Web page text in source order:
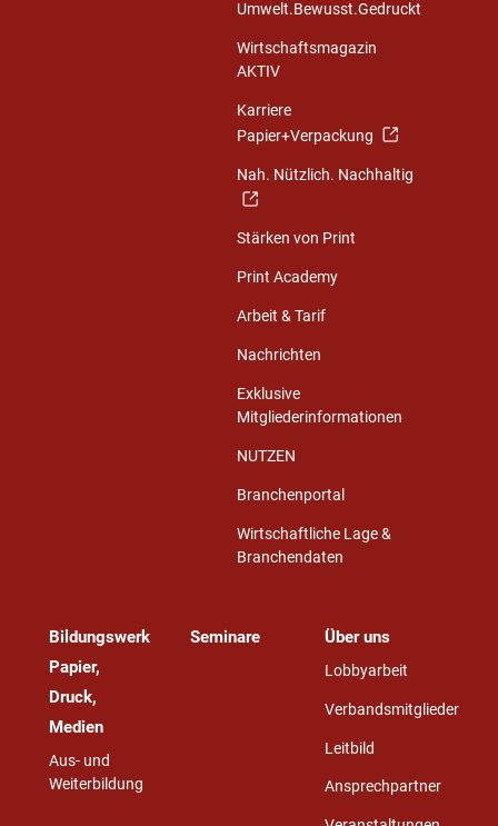
Umwelt.Bewusst.Gedruckt
Wirtschaftsmagazin
AKTIV
Karriere
Papier+Verpackung
Nah. Nützlich. Nachhaltig
Stärken von Print
Print Academy
Arbeit & Tarif
Nachrichten
Exklusive
Mitgliederinformationen
NUTZEN
Branchenportal
Wirtschaftliche Lage &
Branchendaten
Bildungswerk
Papier,
Druck,
Medien
Aus- und
Weiterbildung
Seminare Über uns
Lobbyarbeit
Verbandsmitglieder
Leitbild
Ansprechpartner